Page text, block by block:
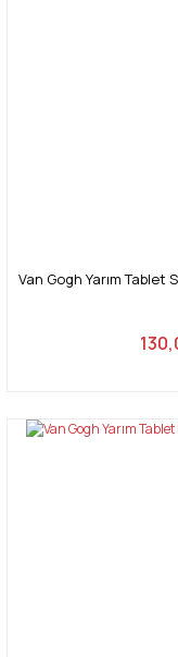
Van Gogh Yarım Tablet